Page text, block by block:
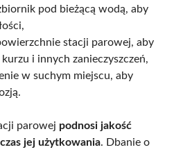
pod bieżącą wodą, aby
stacji parowej, aby
i innych zanieczyszczeń,
w suchym miejscu, aby
parowej podnosi jakość
jej użytkowania. Dbanie o